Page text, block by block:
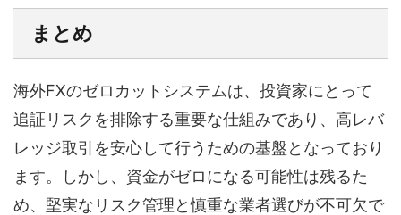
まとめ
海外FXのゼロカットシステムは、投資家にとって
追証リスクを排除する重要な仕組みであり、高レバ
レッジ取引を安心して行うための基盤となっており
ます。しかし、資金がゼロになる可能性は残るた
め、堅実なリスク管理と慎重な業者選びが不可欠で